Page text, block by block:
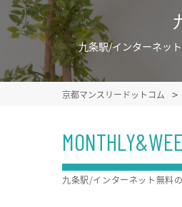
九条駅/インターネッ
京都マンスリードットコム
九条駅/インターネット無料